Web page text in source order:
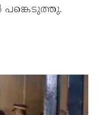
പങ്കെടുത്തു.